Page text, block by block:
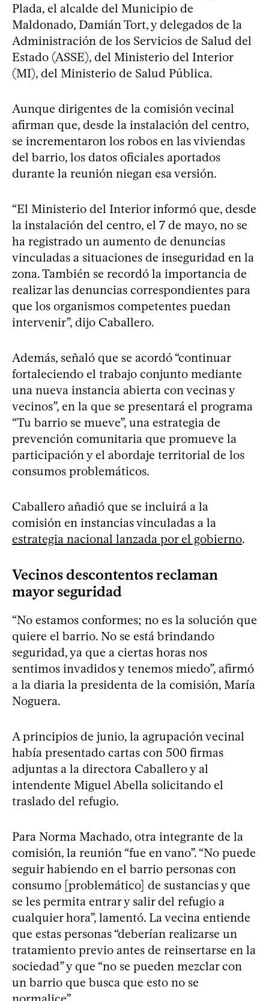
Plada, el alcalde del Municipio de
Maldonado, Damián Tort, y delegados de la
Administración de los Servicios de Salud del
Estado (ASSE), del Ministerio del Interior
(MI), del Ministerio de Salud Pública.
Aunque dirigentes de la comisión vecinal
afirman que, desde la instalación del centro,
se incrementaron los robos en las viviendas
del barrio, los datos oficiales aportados
durante la reunión niegan esa versión.
“El Ministerio del Interior informó que, desde
la instalación del centro, el 7 de mayo, no se
ha registrado un aumento de denuncias
vinculadas a situaciones de inseguridad en la
zona. También se recordó la importancia de
realizar las denuncias correspondientes para
que los organismos competentes puedan
intervenir”, dijo Caballero.
Además, señaló que se acordó “continuar
fortaleciendo el trabajo conjunto mediante
una nueva instancia abierta con vecinas y
vecinos”, en la que se presentará el programa
“Tu barrio se mueve”, una estrategia de
prevención comunitaria que promueve la
participación y el abordaje territorial de los
consumos problemáticos.
Caballero añadió que se incluirá a la
comisión en instancias vinculadas a la
estrategia nacional lanzada por el gobierno.
Vecinos descontentos reclaman
mayor seguridad
“No estamos conformes; no es la solución que
quiere el barrio. No se está brindando
seguridad, ya que a ciertas horas nos
sentimos invadidos y tenemos miedo”, afirmó
a la diaria la presidenta de la comisión, María
Noguera.
A principios de junio, la agrupación vecinal
había presentado cartas con 500 firmas
adjuntas a la directora Caballero y al
intendente Miguel Abella solicitando el
traslado del refugio.
Para Norma Machado, otra integrante de la
comisión, la reunión “fue en vano”. “No puede
seguir habiendo en el barrio personas con
consumo [problemático] de sustancias y que
se les permita entrar y salir del refugio a
cualquier hora”, lamentó. La vecina entiende
que estas personas “deberían realizarse un
tratamiento previo antes de reinsertarse en la
sociedad” y que “no se pueden mezclar con
un barrio que busca que esto no se